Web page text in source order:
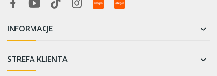
INFORMACJE 
STREFA KLIENTA 